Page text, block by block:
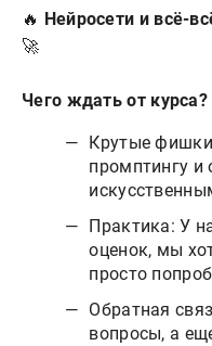
🔥 Нейросети и всё-
🚀
Чего ждать от курса?
Крутые
промптингу и
Практика: У
оценок, мы
просто
Обратная
вопросы, а